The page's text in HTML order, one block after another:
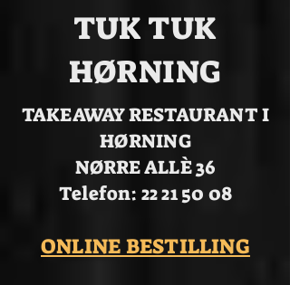
TUK TUK
HØRNING
TAKEAWAY RESTAURANT I
HØRNING
NØRRE ALLÈ 36
Telefon: 22 21 50 08
ONLINE BESTILLING